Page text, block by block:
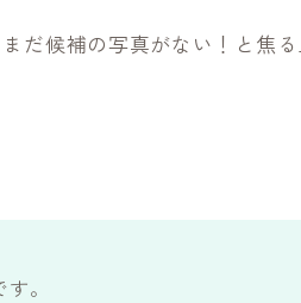
だ候補の写真がない！と焦
。